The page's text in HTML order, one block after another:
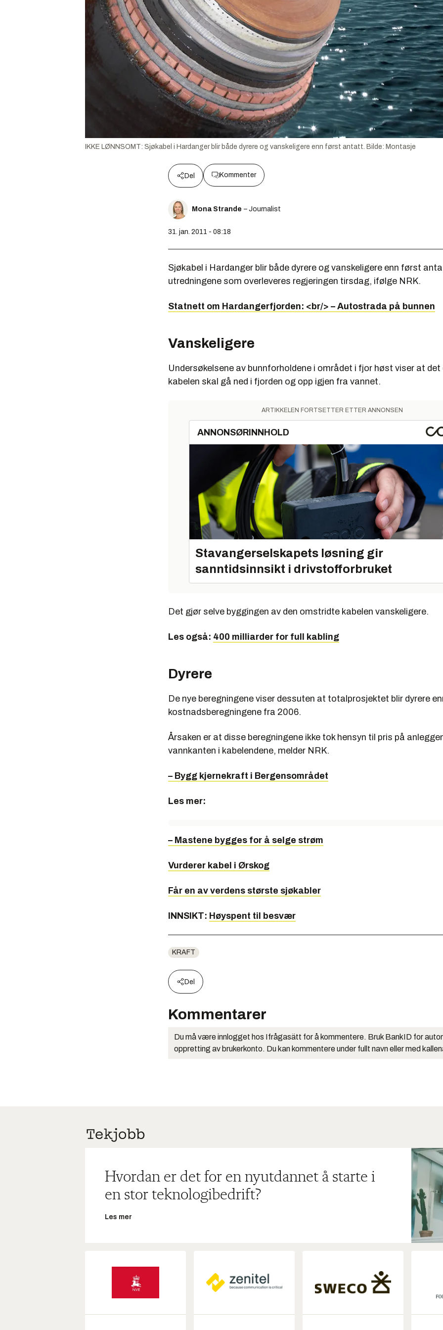
IKKE LØNNSOMT: Sjøkabel i Hardanger blir både dyrere og vanskeligere enn først antatt. Bilde: Montasje
Del Kommenter
Mona Strande – Journalist
31. jan. 2011 - 08:18
Sjøkabel i Hardanger blir både dyrere og vanskeligere enn først
utredningene som overleveres regjeringen tirsdag, ifølge NRK.
Statnett om Hardangerfjorden: <br/> – Autostrada på bunnen
Vanskeligere
Undersøkelsene av bunnforholdene i området i fjor høst viser at
kabelen skal gå ned i fjorden og opp igjen fra vannet.
ARTIKKELEN FORTSETTER ETTER ANNONSEN
ANNONSØRINNHOLD
Stavangerselskapets løsning gir
sanntidsinnsikt i drivstofforbruket
Det gjør selve byggingen av den omstridte kabelen vanskeligere.
Les også: 400 milliarder for full kabling
Dyrere
De nye beregningene viser dessuten at totalprosjektet blir dyrere
kostnadsberegningene fra 2006.
Årsaken er at disse beregningene ikke tok hensyn til pris på
vannkanten i kabelendene, melder NRK.
– Bygg kjernekraft i Bergensområdet
Les mer:
– Mastene bygges for å selge strøm
Vurderer kabel i Ørskog
Får en av verdens største sjøkabler
INNSIKT: Høyspent til besvær
KRAFT
Del
Kommentarer
Du må være innlogget hos Ifrågasätt for å kommentere. Bruk BankID for
oppretting av brukerkonto. Du kan kommentere under fullt navn eller med
Hvordan er det for en nyutdannet å starte i
en stor teknologibedrift?
Les mer